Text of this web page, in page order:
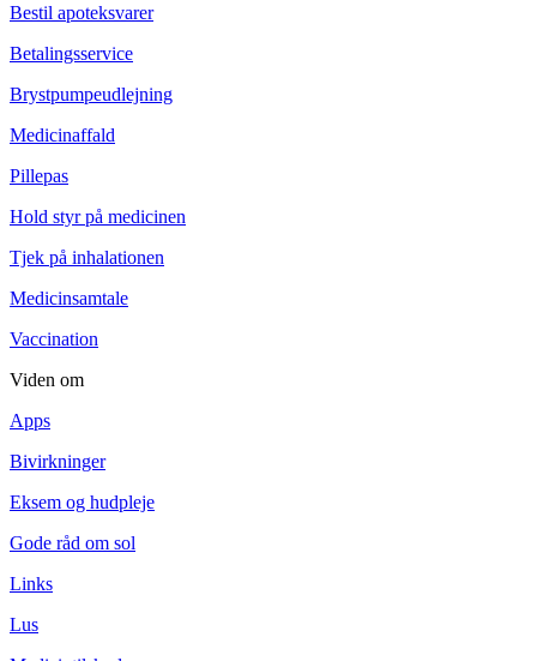
Bestil apoteksvarer
Betalingsservice
Brystpumpeudlejning
Medicinaffald
Pillepas
Hold styr på medicinen
Tjek på inhalationen
Medicinsamtale
Vaccination
Viden om
Apps
Bivirkninger
Eksem og hudpleje
Gode råd om sol
Links
Lus